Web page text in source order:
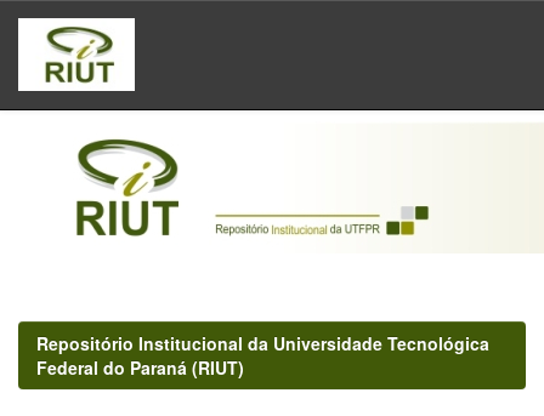
Skip
navigation
Repositório Institucional da Universidade Tecnológica
Federal do Paraná (RIUT)